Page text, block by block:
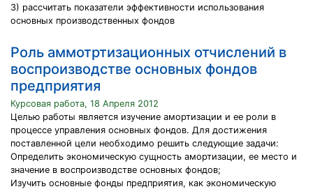
3) рассчитать показатели эффективности использования
основных производственных фондов
Роль аммотртизационных отчислений в
воспроизводстве основных фондов
предприятия
Курсовая работа, 18 Апреля 2012
Целью работы является изучение амортизации и ее роли в
процессе управления основных фондов. Для достижения
поставленной цели необходимо решить следующие задачи:
Определить экономическую сущность амортизации, ее место и
значение в воспроизводстве основных фондов;
Изучить основные фонды предприятия, как экономическую